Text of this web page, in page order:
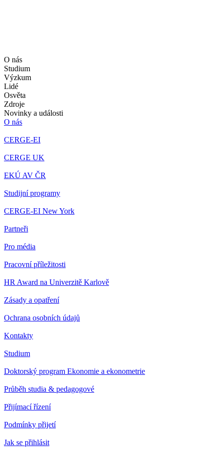
O nás
Studium
Výzkum
Lidé
Osvěta
Zdroje
Novinky a události
O nás
CERGE-EI
CERGE UK
EKÚ AV ČR
Studijní programy
CERGE-EI New York
Partneři
Pro média
Pracovní příležitosti
HR Award na Univerzitě Karlově
Zásady a opatření
Ochrana osobních údajů
Kontakty
Studium
Doktorský program Ekonomie a ekonometrie
Průběh studia & pedagogové
Přijímací řízení
Podmínky přijetí
Jak se přihlásit